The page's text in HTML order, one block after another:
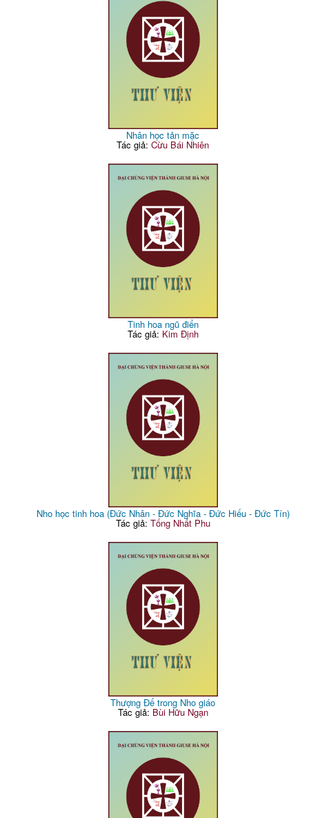
Nhân học tản mặc
Tác giả:Cừu Bái Nhiên
Tinh hoa ngũ điển
Tác giả: Kim Định
Nho học tinh hoa (Đức Nhân - Đức Nghĩa - Đức Hiếu - Đức Tín)
Tác giả: Tống Nhất Phu
Thượng Đế trong Nho giáo
Tác giả: Bùi Hữu Ngạn